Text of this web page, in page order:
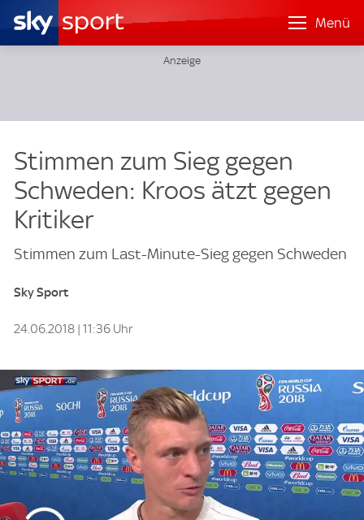
Menü
Stimmen zum Sieg gegen
Schweden: Kroos ätzt gegen
Kritiker
Stimmen zum Last-Minute-Sieg gegen Schweden
Sky Sport
24.06.2018 | 11:36 Uhr